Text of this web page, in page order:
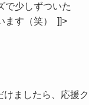
で少しずついた
ます（笑） ]]>
ましたら、応援ク